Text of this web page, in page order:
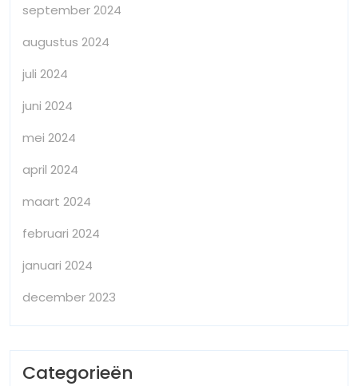
september 2024
augustus 2024
juli 2024
juni 2024
mei 2024
april 2024
maart 2024
februari 2024
januari 2024
december 2023
Categorieën